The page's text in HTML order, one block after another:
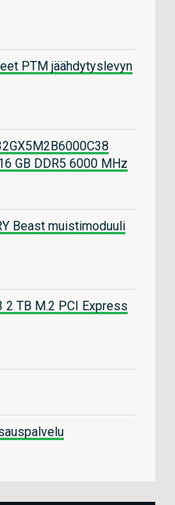
PTM jäähdytyslevyn
GB DDR5 6000 MHz
Beast muistimoduuli
2 TB M.2 PCI Express